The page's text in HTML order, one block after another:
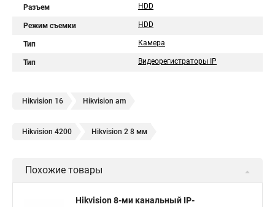
Разъем HDD
Режим съемки HDD
Тип Камера
Тип Видеорегистраторы IP
Hikvision 16 Hikvision am
Hikvision 4200 Hikvision 2 8 мм
Похожие товары
Hikvision 8-ми канальный IP-